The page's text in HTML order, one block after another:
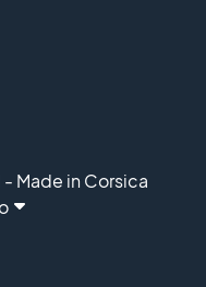
Made in Corsica